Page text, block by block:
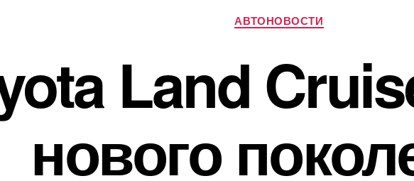
Рубрики
АВТОНОВОСТИ
Land
нового